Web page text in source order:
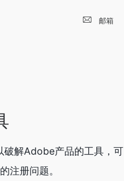
邮箱
解Adobe产品的工具，可
注册问题。